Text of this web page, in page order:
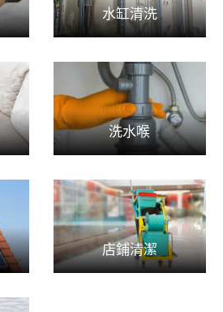
水缸清洗
洗水喉
店鋪清潔